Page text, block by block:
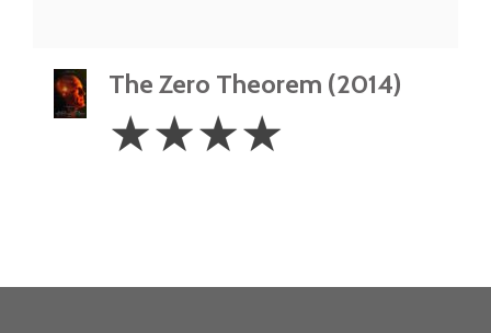
The Zero Theorem (2014)
Stars
☆☆☆☆